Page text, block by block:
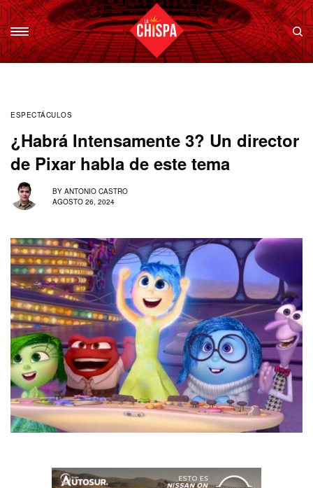
ESPECTÁCULOS
¿Habrá Intensamente 3? Un director
de Pixar habla de este tema
BY ANTONIO CASTRO
AGOSTO 26, 2024